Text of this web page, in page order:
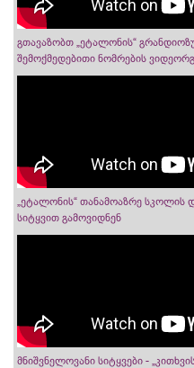
გთავაზობთ „ეტალონის“
შემოქმედებითი ნომრების
„ეტალონის“ თანამოაზრე
სიტყვით გამოვიდნენ
მნიშვნელოვანი სიტყვები -